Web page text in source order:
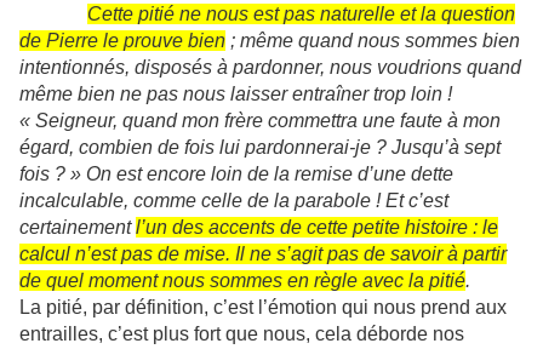
Cette pitié ne nous est pas naturelle et la question
de Pierre le prouve bien ; même quand nous sommes bien
intentionnés, disposés à pardonner, nous voudrions quand
même bien ne pas nous laisser entraîner trop loin !
« Seigneur, quand mon frère commettra une faute à mon
égard, combien de fois lui pardonnerai-je ? Jusqu’à sept
fois ? » On est encore loin de la remise d’une dette
incalculable, comme celle de la parabole ! Et c’est
certainementl’un des accents de cette petite histoire : le
calcul n’est pas de mise. Il ne s’agit pas de savoir à partir
de quel moment nous sommes en règle avec la pitié.
La pitié, par définition, c’est l’émotion qui nous prend aux
entrailles, c’est plus fort que nous, cela déborde nos